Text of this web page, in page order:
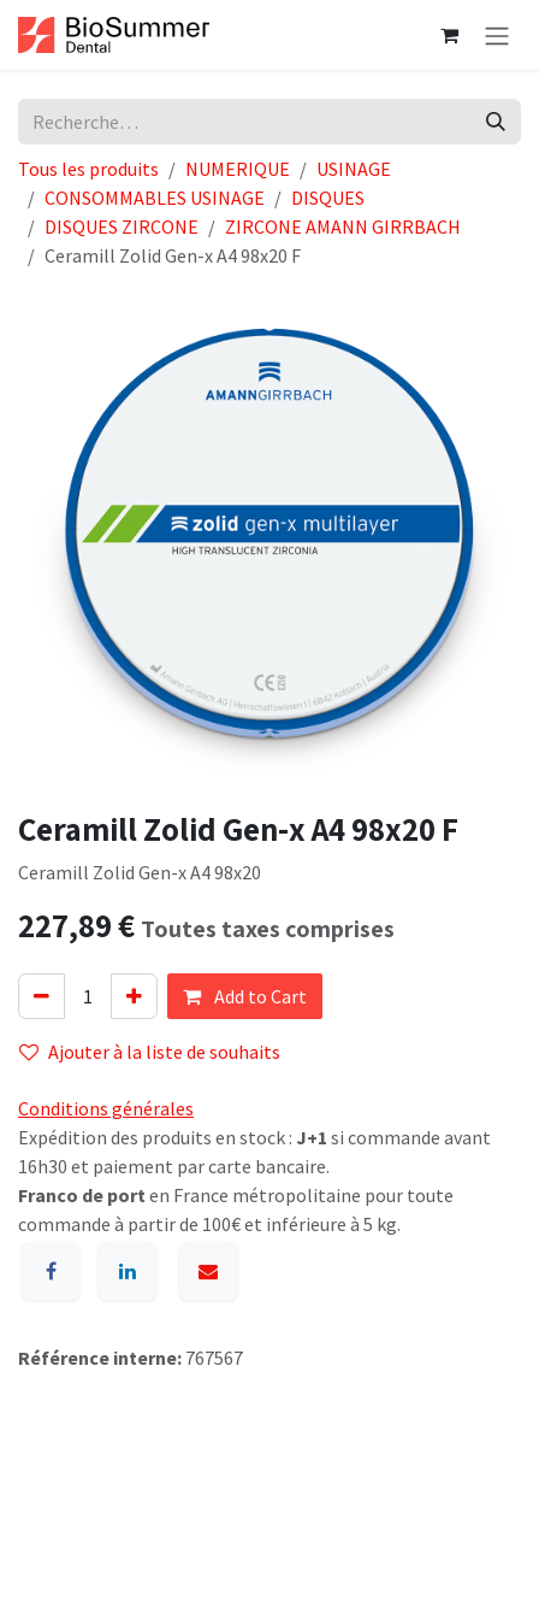
Se rendre au contenu
Tous les produits NUMERIQUE
USINAGE
CONSOMMABLES USINAGE
DISQUES
DISQUES ZIRCONE
ZIRCONE AMANN GIRRBACH
Ceramill Zolid Gen-x A4 98x20 F
Ceramill Zolid Gen-x A4 98x20 F
Ceramill Zolid Gen-x A4 98x20
227,89€ Toutes taxes comprises
Add to Cart
Ajouter à la liste de souhaits
Conditions générales
Expédition des produits en stock : J+1 si commande avant
16h30 et paiement par carte bancaire.
Franco de port en France métropolitaine pour toute
commande à partir de 100€ et inférieure à 5 kg.
Référence interne: 767567